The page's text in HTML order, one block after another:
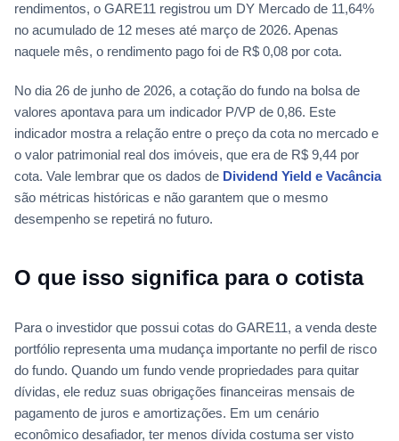
rendimentos, o GARE11 registrou um DY Mercado de 11,64%
no acumulado de 12 meses até março de 2026. Apenas
naquele mês, o rendimento pago foi de R$ 0,08 por cota.
No dia 26 de junho de 2026, a cotação do fundo na bolsa de
valores apontava para um indicador P/VP de 0,86. Este
indicador mostra a relação entre o preço da cota no mercado e
o valor patrimonial real dos imóveis, que era de R$ 9,44 por
cota. Vale lembrar que os dados de Dividend Yield e Vacância
são métricas históricas e não garantem que o mesmo
desempenho se repetirá no futuro.
O que isso significa para o cotista
Para o investidor que possui cotas do GARE11, a venda deste
portfólio representa uma mudança importante no perfil de risco
do fundo. Quando um fundo vende propriedades para quitar
dívidas, ele reduz suas obrigações financeiras mensais de
pagamento de juros e amortizações. Em um cenário
econômico desafiador, ter menos dívida costuma ser visto